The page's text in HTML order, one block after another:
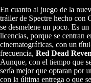
En cuanto al juego de la
tráiler de Spectre hecho con
se desmelene un poco. Es
licencias, porque se centran
cinematográficas, con un
frecuencia, Red Dead
Aunque, con el tiempo que
sería mejor que optaran por
con la última entrega o que